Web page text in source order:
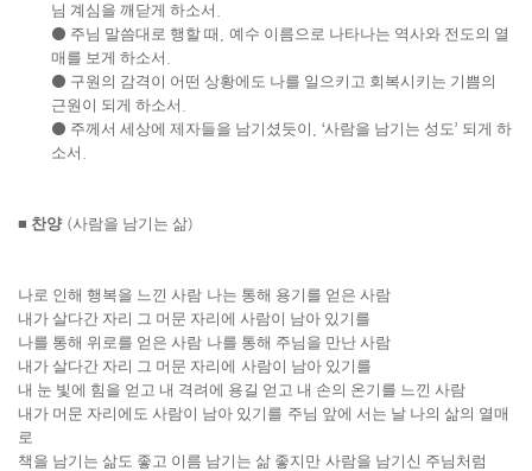
님 계심을 깨닫게 하소서
⚫ 주님 말씀대로 행할 때
예수 이름으로 나타나는 역사와 전도의 열
매를 보게 하소서
⚫ 구원의 감격이 어떤 상황에도 나를 일으키고 회복시키는 기쁨의
근원이 되게 하소서
⚫ 주께서 세상에 제자들을 남기셨듯이 , ‘사람을 남기는 성도’ 되게 하
소서
■ 찬양 (사람을 남기는 삶)
나로 인해 행복을 느낀 사람 나는 통해 용기를 얻은 사람
내가 살다간 자리 그 머문 자리에 사람이 남아 있기를
나를 통해 위로를 얻은 사람 나를 통해 주님을 만난 사람
내가 살다간 자리 그 머문 자리에 사람이 남아 있기를
내 눈 빛에 힘을 얻고 내 격려에 용길 얻고 내 손의 온기를 느낀 사람
내가 머문 자리에도 사람이 남아 있기를 주님 앞에 서는 날 나의 삶의 열매
로
책을 남기는 삶도 좋고 이름 남기는 삶 좋지만 사람을 남기신 주님처럼